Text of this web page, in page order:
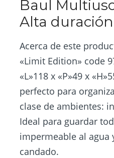
Baul
Alta duración
Acerca de este
«Limit Edition» code
«L»118 x «P»49 x
perfecto para
clase de ambientes:
Ideal para guardar
impermeable al agua
candado.